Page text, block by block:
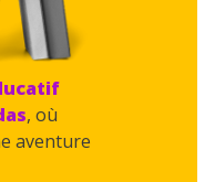
, où
aventure